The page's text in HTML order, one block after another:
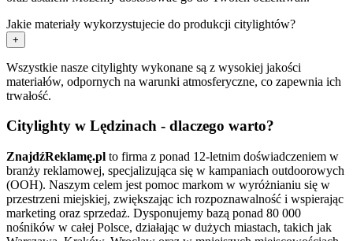
Jakie materiały wykorzystujecie do produkcji citylightów?
+
Wszystkie nasze citylighty wykonane są z wysokiej jakości
materiałów, odpornych na warunki atmosferyczne, co zapewnia ich
trwałość.
Citylighty w Lędzinach - dlaczego warto?
ZnajdźReklamę.pl to firma z ponad 12-letnim doświadczeniem w
branży reklamowej, specjalizująca się w kampaniach outdoorowych
(OOH). Naszym celem jest pomoc markom w wyróżnianiu się w
przestrzeni miejskiej, zwiększając ich rozpoznawalność i wspierając
marketing oraz sprzedaż. Dysponujemy bazą ponad 80 000
nośników w całej Polsce, działając w dużych miastach, takich jak